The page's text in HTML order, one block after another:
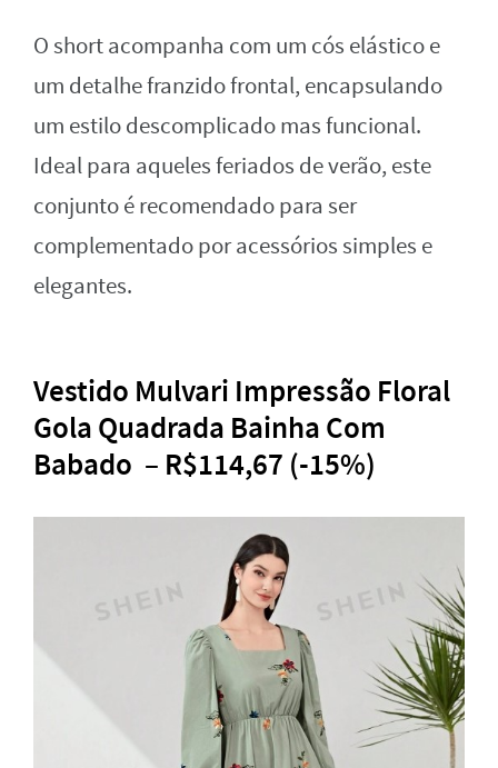
O short acompanha com um cós elástico e
um detalhe franzido frontal, encapsulando
um estilo descomplicado mas funcional.
Ideal para aqueles feriados de verão, este
conjunto é recomendado para ser
complementado por acessórios simples e
elegantes.
Vestido Mulvari Impressão Floral
Gola Quadrada Bainha Com
Babado – R$114,67 (-15%)